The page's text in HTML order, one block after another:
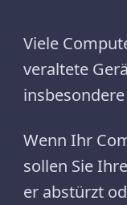
Viele
veraltete
Wenn Ihr
sollen Sie
er abstürzt